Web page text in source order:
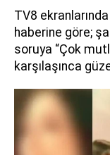
TV8
haberine göre;
soruya “Çok
karşılaşınca